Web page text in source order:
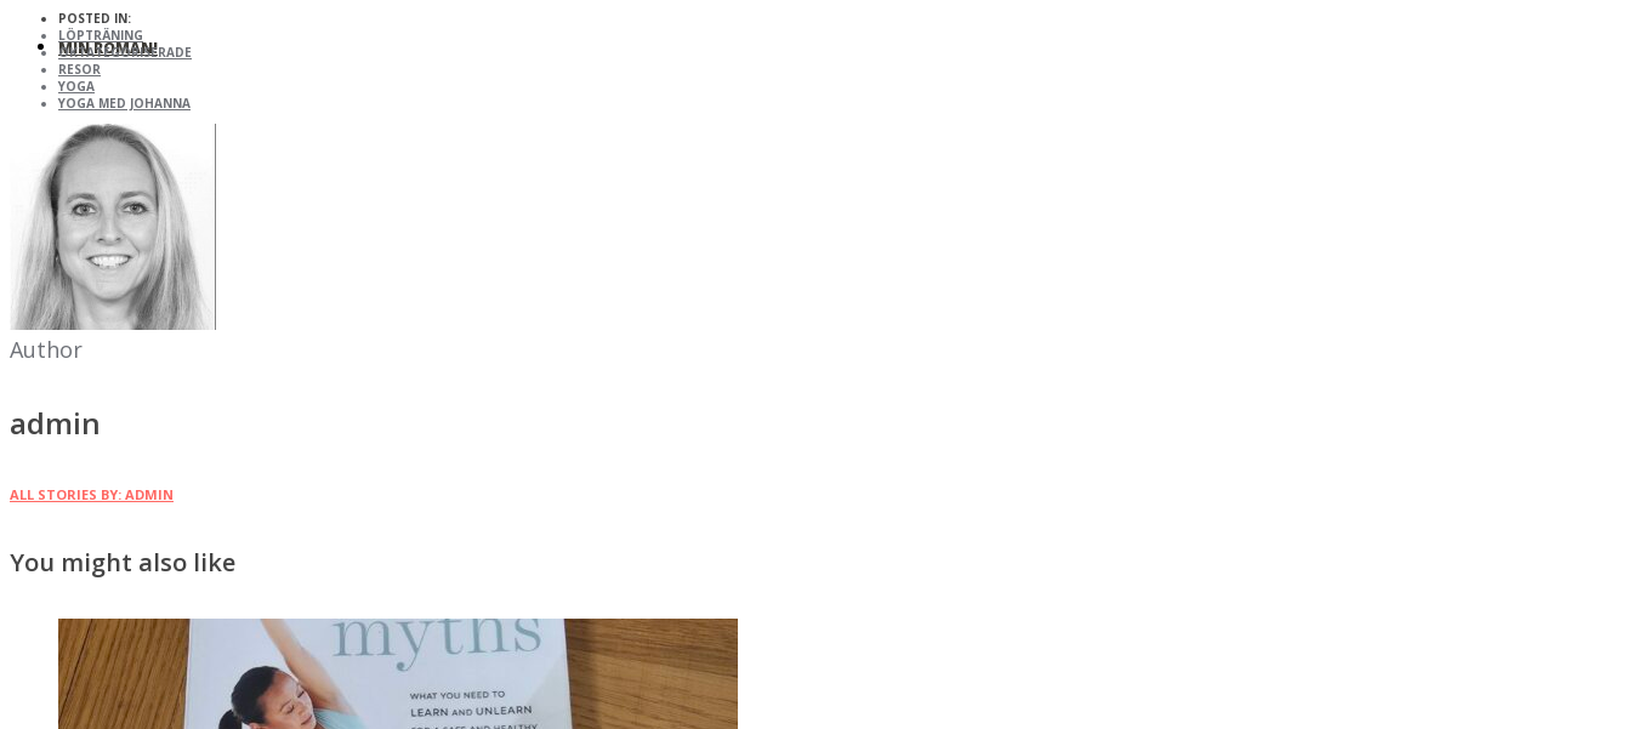
MIN ROMAN!
POSTED IN:
LÖPTRÄNING
OKTATEGORISERADE
RESOR
YOGA
YOGA MED JOHANNA
Author
admin
ALL STORIES BY: ADMIN
You might also like